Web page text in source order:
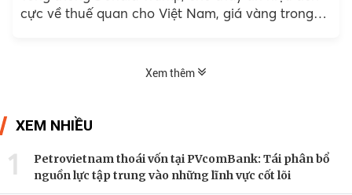
cực về thuế quan cho Việt Nam, giá vàng trong
Xem thêm
XEM NHIỀU
1
Petrovietnam thoái vốn tại PVcomBank: Tái phân bổ
nguồn lực tập trung vào những lĩnh vực cốt lõi